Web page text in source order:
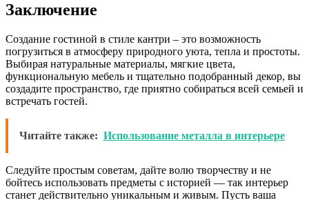
Заключение
Создание гостиной в стиле кантри – это возможность
погрузиться в атмосферу природного уюта, тепла и простоты.
Выбирая натуральные материалы, мягкие цвета,
функциональную мебель и тщательно подобранный декор, вы
создадите пространство, где приятно собираться всей семьей и
встречать гостей.
Читайте также: Использование металла в интерьере
Следуйте простым советам, дайте волю творчеству и не
бойтесь использовать предметы с историей — так интерьер
станет действительно уникальным и живым. Пусть ваша